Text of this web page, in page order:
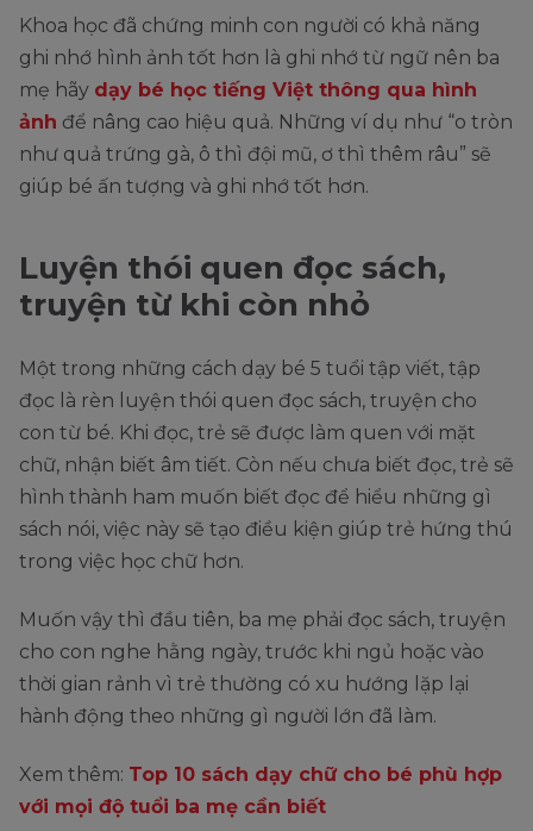
Khoa học đã chứng minh con người có khả năng
ghi nhớ hình ảnh tốt hơn là ghi nhớ từ ngữ nên ba
mẹ hãy dạy bé học tiếng Việt thông qua hình
ảnh để nâng cao hiệu quả. Những ví dụ như “o tròn
như quả trứng gà, ô thì đội mũ, ơ thì thêm râu” sẽ
giúp bé ấn tượng và ghi nhớ tốt hơn.
Luyện thói quen đọc sách,
truyện từ khi còn nhỏ
Một trong những cách dạy bé 5 tuổi tập viết, tập
đọc là rèn luyện thói quen đọc sách, truyện cho
con từ bé. Khi đọc, trẻ sẽ được làm quen với mặt
chữ, nhận biết âm tiết. Còn nếu chưa biết đọc, trẻ sẽ
hình thành ham muốn biết đọc để hiểu những gì
sách nói, việc này sẽ tạo điều kiện giúp trẻ hứng thú
trong việc học chữ hơn.
Muốn vậy thì đầu tiên, ba mẹ phải đọc sách, truyện
cho con nghe hằng ngày, trước khi ngủ hoặc vào
thời gian rảnh vì trẻ thường có xu hướng lặp lại
hành động theo những gì người lớn đã làm.
Xem thêm: Top 10 sách dạy chữ cho bé phù hợp
với mọi độ tuổi ba mẹ cần biết